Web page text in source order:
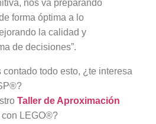
nos va preparando
forma óptima a lo
la calidad y
de decisiones”.
todo esto, ¿te interesa
Taller de Aproximación
con LEGO®?